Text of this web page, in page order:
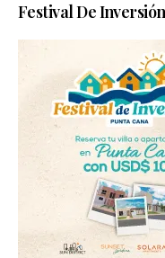
Festival De